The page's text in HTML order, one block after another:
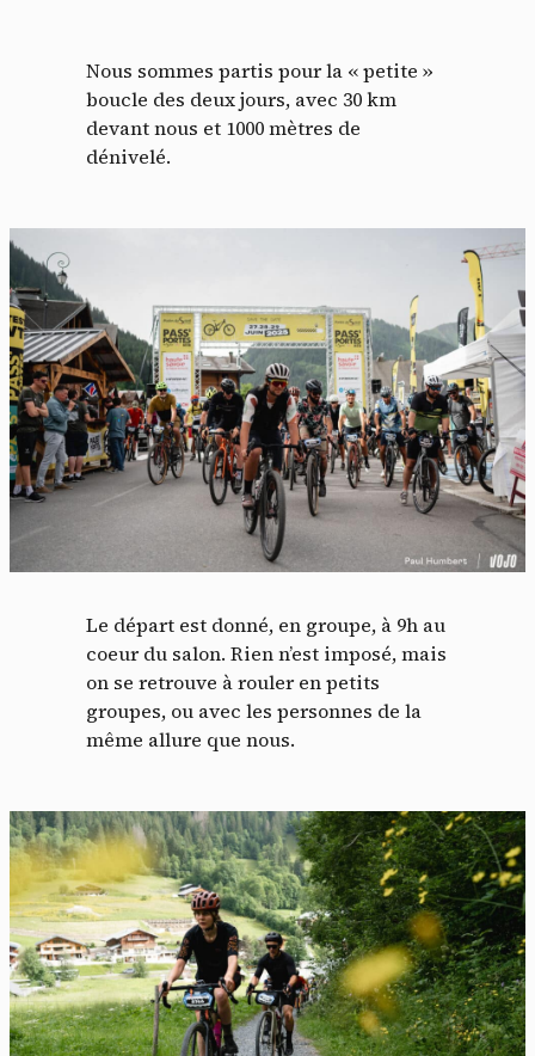
Nous sommes partis pour la « petite »
boucle des deux jours, avec 30 km
devant nous et 1000 mètres de
dénivelé.
Le départ est donné, en groupe, à 9h au
coeur du salon. Rien n’est imposé, mais
on se retrouve à rouler en petits
groupes, ou avec les personnes de la
même allure que nous.